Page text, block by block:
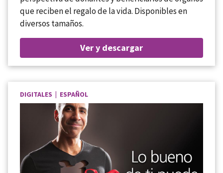
que reciben el regalo de la vida. Disponibles en
diversos tamaños.
Ver y descargar
DIGITALES | ESPAÑOL